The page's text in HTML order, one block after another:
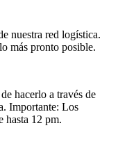
nuestra red logística.
más pronto posible.
hacerlo a través de
Importante: Los
hasta 12 pm.